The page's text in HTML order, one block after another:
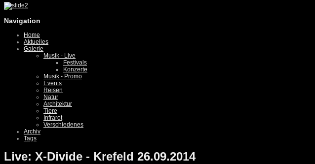
Navigation
Home
Aktuelles
Galerie
Musik - Live
Festivals
Konzerte
Musik - Promo
Events
Reisen
Natur
Architektur
Tiere
Infrarot
Verschiedenes
Archiv
Tags
Live: X-Divide - Krefeld 26.09.2014